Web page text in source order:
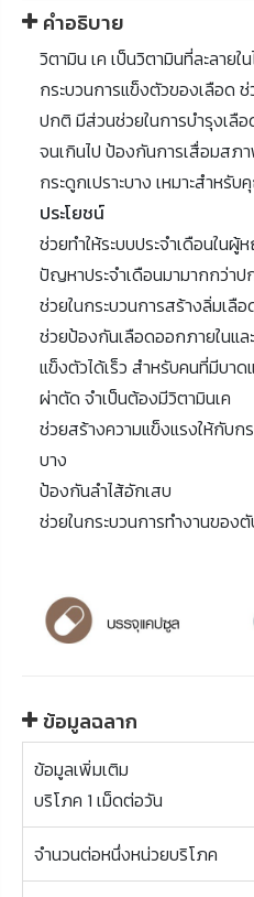
คำอธิบาย
วิตามิน เค เป็นวิตามินที่ละลายใ
กระบวนการแข็งตัวของเลือด
ปกติ มีส่วนช่วยในการบำรุงเลื
จนเกินไป ป้องกันการเสื่อมสภ
กระดูกเปราะบาง เหมาะสำห
ประโยชน์
ช่วยทำให้ระบบประจำเดือนใน
ปัญหาประจำเดือนมามากกว่าป
ช่วยในกระบวนการสร้างลิ่มเลื
ช่วยป้องกันเลือดออกภายในแล
แข็งตัวได้เร็ว สำหรับคนที่มีบา
ผ่าตัด จำเป็นต้องมีวิตามินเค
ช่วยสร้างความแข็งแรงให้กับก
บาง
ป้องกันลำไส้อักเสบ
ช่วยในกระบวนการทำงานของ
ข้อมูลฉลาก
ข้อมูลเพิ่มเติม
บริโภค 1 เม็ดต่อวัน
จำนวนต่อหนึ่งหน่วยบริโภค